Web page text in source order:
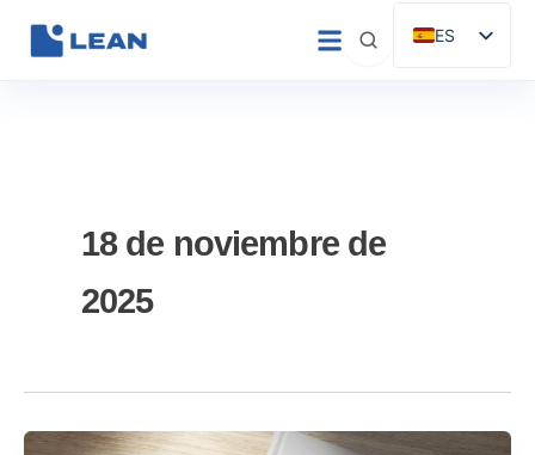
ES
EN
18 de noviembre de
2025